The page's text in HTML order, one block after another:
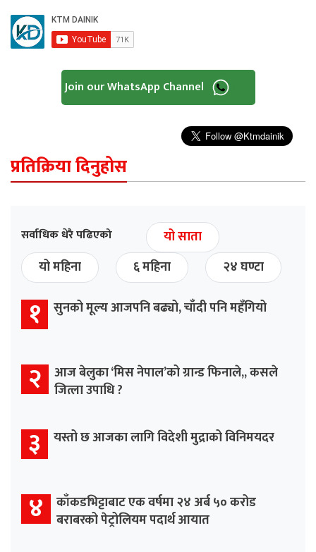
Join our WhatsApp Channel
प्रतिक्रिया दिनुहोस
सर्वाधिक धेरै पढिएको
यो साता
यो महिना
६ महिना २४ घण्टा
१ सुनको मूल्य आजपनि बढ्यो, चाँदी पनि महँगियो
२ आज बेलुका ‘मिस नेपाल’को ग्रान्ड फिनाले,, कसले
जित्ला उपाधि ?
३ यस्तो छ आजका लागि विदेशी मुद्राको विनिमयदर
४ काँकडभिट्टाबाट एक वर्षमा २४ अर्ब ५० करोड
बराबरको पेट्रोलियम पदार्थ आयात